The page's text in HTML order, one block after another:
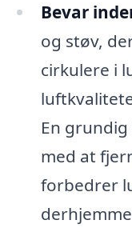
Bevar
og støv,
cirkulere i
En
med at
forbedrer